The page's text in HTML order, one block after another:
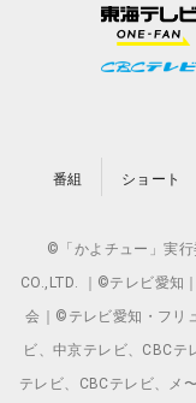
番組 ショート
©「かよチュー」実
CO.,LTD. ｜©テレビ愛知
会｜©テレビ愛知・フリ
ビ、中京テレビ、CBCテ
テレビ、CBCテレビ、